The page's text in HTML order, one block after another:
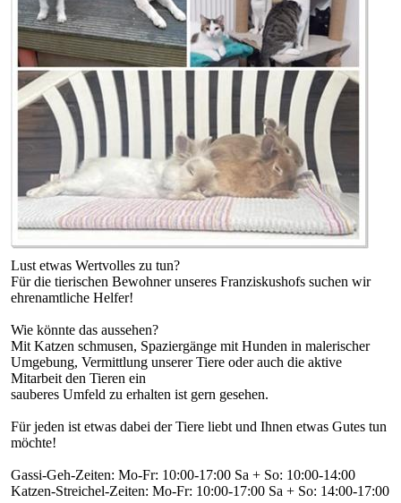
Lust etwas Wertvolles zu tun?
Für die tierischen Bewohner unseres Franziskushofs suchen wir
ehrenamtliche Helfer!
Wie könnte das aussehen?
Mit Katzen schmusen, Spaziergänge mit Hunden in malerischer
Umgebung, Vermittlung unserer Tiere oder auch die aktive
Mitarbeit den Tieren ein
sauberes Umfeld zu erhalten ist gern gesehen.
Für jeden ist etwas dabei der Tiere liebt und Ihnen etwas Gutes tun
möchte!
Gassi-Geh-Zeiten: Mo-Fr: 10:00-17:00 Sa + So: 10:00-14:00
Katzen-Streichel-Zeiten: Mo-Fr: 10:00-17:00 Sa + So: 14:00-17:00